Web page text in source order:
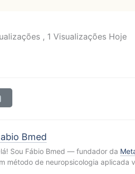
, 1 Visualizações Hoje
Bmed
Sou Fábio Bmed — fundador da
método de neuropsicologia aplicada